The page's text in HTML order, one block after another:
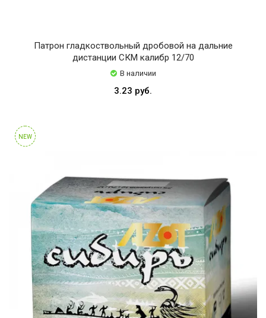
Патрон гладкоствольный дробовой на дальние
дистанции СКМ калибр 12/70
В наличии
3.23 руб.
NEW